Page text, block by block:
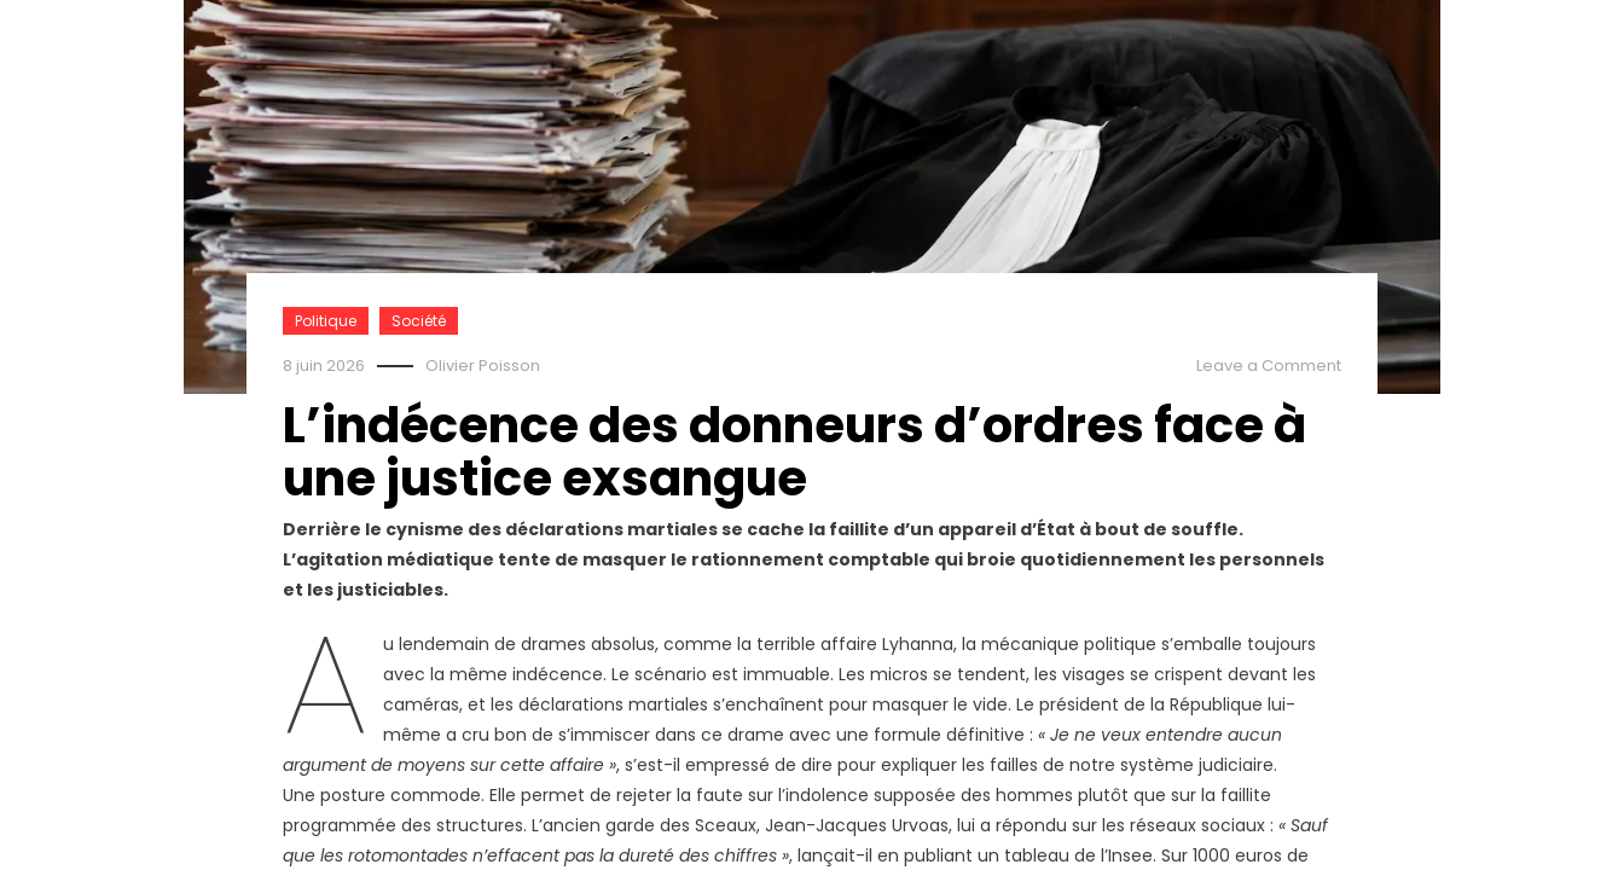
Politique Société
8 juin 2026 Olivier Poisson Leave a Commenton
L’indécence
L’indécence des donneurs d’ordres face à
une justice exsangue
Derrière le cynisme des déclarations martiales se cache la faillite d’un appareil d’État à bout de souffle.
L’agitation médiatique tente de masquer le rationnement comptable qui broie quotidiennement les personnels
et les justiciables.
A
u lendemain de drames absolus, comme la terrible affaire Lyhanna, la mécanique politique s’emballe toujours
avec la même indécence. Le scénario est immuable. Les micros se tendent, les visages se crispent devant les
caméras, et les déclarations martiales s’enchaînent pour masquer le vide. Le président de la République lui-
même a cru bon de s’immiscer dans ce drame avec une formule définitive : « Je ne veux entendre aucun
argument de moyens sur cette affaire », s’est-il empressé de dire pour expliquer les failles de notre système judiciaire.
Une posture commode. Elle permet de rejeter la faute sur l’indolence supposée des hommes plutôt que sur la faillite
programmée des structures. L’ancien garde des Sceaux, Jean-Jacques Urvoas, lui a répondu sur les réseaux sociaux : « Sauf
que les rotomontades n’effacent pas la dureté des chiffres », lançait-il en publiant un tableau de l’Insee. Sur 1000 euros de